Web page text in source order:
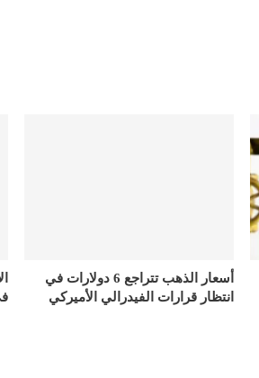
أسعار الذهب تتراجع 6 دولارات في
انتظار قرارات الفيدرالي الأميركي